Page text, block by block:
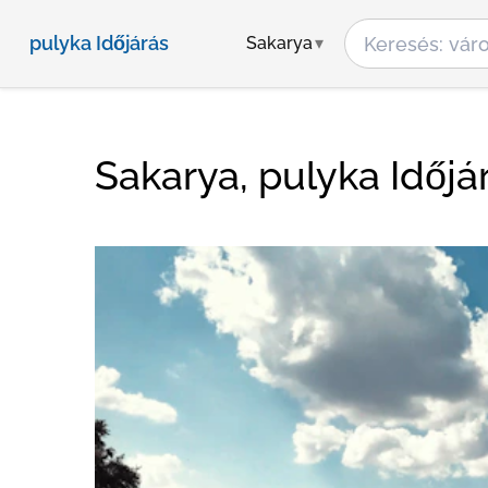
pulyka Időjárás Sakarya
Sakarya, pulyka